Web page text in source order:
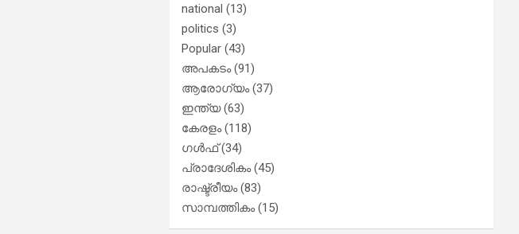
national (13)
politics (3)
Popular (43)
അപകടം(91)
ആരോഗ്യം(37)
ഇന്ത്യ(63)
കേരളം(118)
ഗൾഫ്(34)
പ്രാദേശികം(45)
രാഷ്ട്രീയം(83)
സാമ്പത്തികം(15)